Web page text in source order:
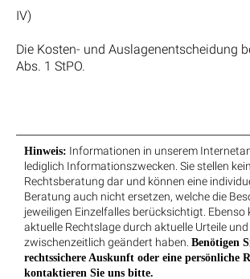
IV)
Die Kosten- und Auslagenentscheidung
Abs. 1 StPO.
Hinweis: Informationen in unserem
lediglich Informationszwecken. Sie stellen
Rechtsberatung dar und können eine
Beratung auch nicht ersetzen, welche die
jeweiligen Einzelfalles berücksichtigt. Ebenso
aktuelle Rechtslage durch aktuelle Urteile und
zwischenzeitlich geändert haben. Benötigen
rechtssichere Auskunft oder eine persönliche
kontaktieren Sie uns bitte.